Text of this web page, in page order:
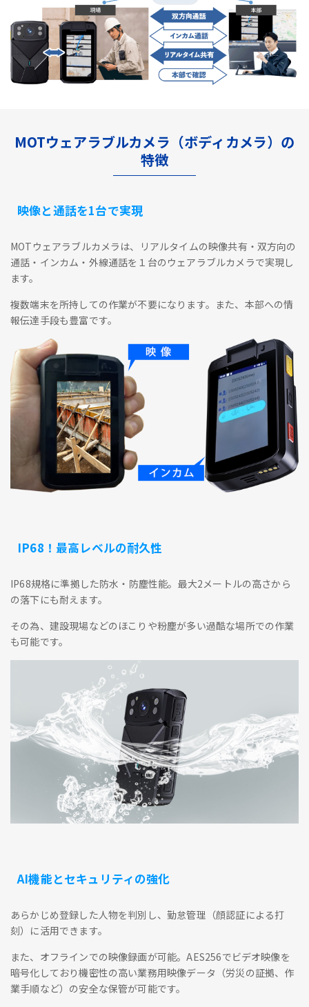
MOTウェアラブルカメラ（ボディカメラ）の
特徴
映像と通話を1台で実現
MOTウェアラブルカメラは、リアルタイムの映像共有・双方向の
通話・インカム・外線通話を１台のウェアラブルカメラで実現し
ます。
複数端末を所持しての作業が不要になります。また、本部への情
報伝達手段も豊富です。
IP68！最高レベルの耐久性
IP68規格に準拠した防水・防塵性能。最大2メートルの高さから
の落下にも耐えます。
その為、建設現場などのほこりや粉塵が多い過酷な場所での作業
も可能です。
AI機能とセキュリティの強化
あらかじめ登録した人物を判別し、勤怠管理（顔認証による打
刻）に活用できます。
また、オフラインでの映像録画が可能。AES256でビデオ映像を
暗号化しており機密性の高い業務用映像データ（労災の証拠、作
業手順など）の安全な保管が可能です。